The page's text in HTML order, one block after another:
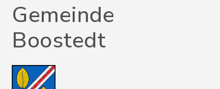
Gemeinde
Boostedt